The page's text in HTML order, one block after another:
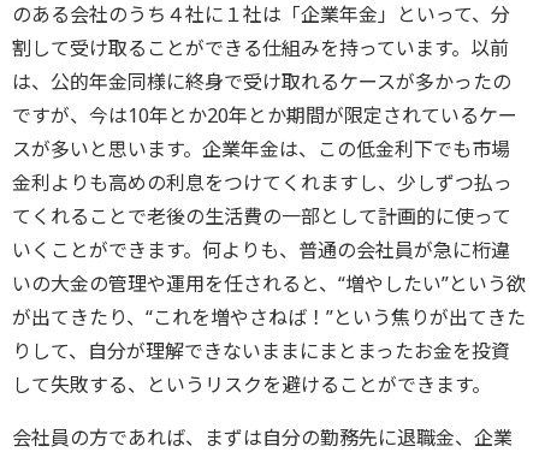
のある会社のうち４社に１社は「企業年金」といって、分
割して受け取ることができる仕組みを持っています。以前
は、公的年金同様に終身で受け取れるケースが多かったの
ですが、今は10年とか20年とか期間が限定されているケー
スが多いと思います。企業年金は、この低金利下でも市場
金利よりも高めの利息をつけてくれますし、少しずつ払っ
てくれることで老後の生活費の一部として計画的に使って
いくことができます。何よりも、普通の会社員が急に桁違
いの大金の管理や運用を任されると、“増やしたい”という欲
が出てきたり、“これを増やさねば！”という焦りが出てきた
りして、自分が理解できないままにまとまったお金を投資
して失敗する、というリスクを避けることができます。
会社員の方であれば、まずは自分の勤務先に退職金、企業